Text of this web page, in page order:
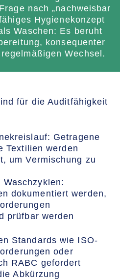
nach „nachweisbar
Hygienekonzept
Waschen: Es beruht
konsequenter
Wechsel.
für die Auditfähigkeit
Getragene
Textilien werden
um Vermischung zu
Waschzyklen:
dokumentiert werden,
prüfbar werden
Standards wie ISO-
oder
RABC gefordert
Abkürzung